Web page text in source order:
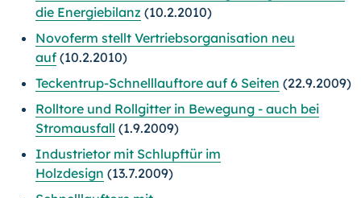
die Energiebilanz (10.2.2010)
Novoferm stellt Vertriebsorganisation neu
auf (10.2.2010)
Teckentrup-Schnelllauftore auf 6 Seiten (22.9.2009)
Rolltore und Rollgitter in Bewegung - auch bei
Stromausfall (1.9.2009)
Industrietor mit Schlupftür im
Holzdesign (13.7.2009)